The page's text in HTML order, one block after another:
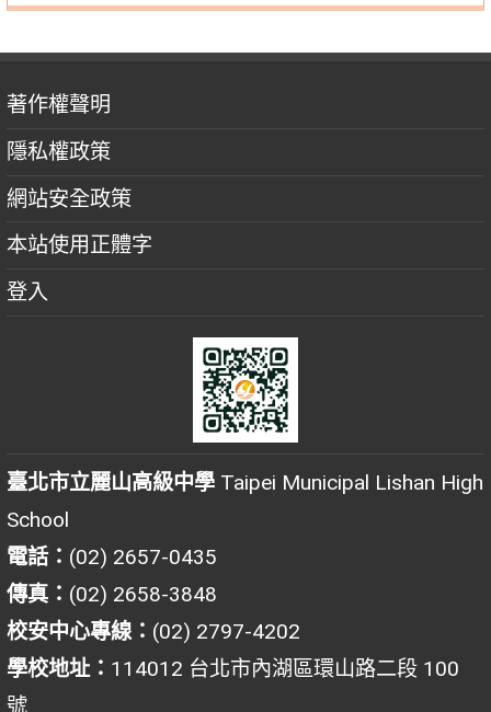
著作權聲明
隱私權政策
網站安全政策
本站使用正體字
登入
臺北市立麗山高級中學 Taipei Municipal Lishan High
School
電話： (02) 2657-0435
傳真： (02) 2658-3848
校安中心專線： (02) 2797-4202
學校地址： 114012 台北市內湖區環山路二段 100
號